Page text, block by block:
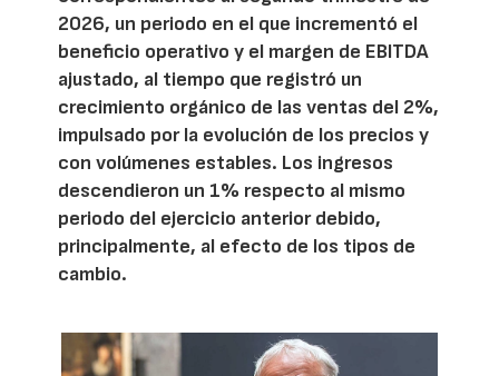
2026, un periodo en el que incrementó el
beneficio operativo y el margen de EBITDA
ajustado, al tiempo que registró un
crecimiento orgánico de las ventas del 2%,
impulsado por la evolución de los precios y
con volúmenes estables. Los ingresos
descendieron un 1% respecto al mismo
periodo del ejercicio anterior debido,
principalmente, al efecto de los tipos de
cambio.